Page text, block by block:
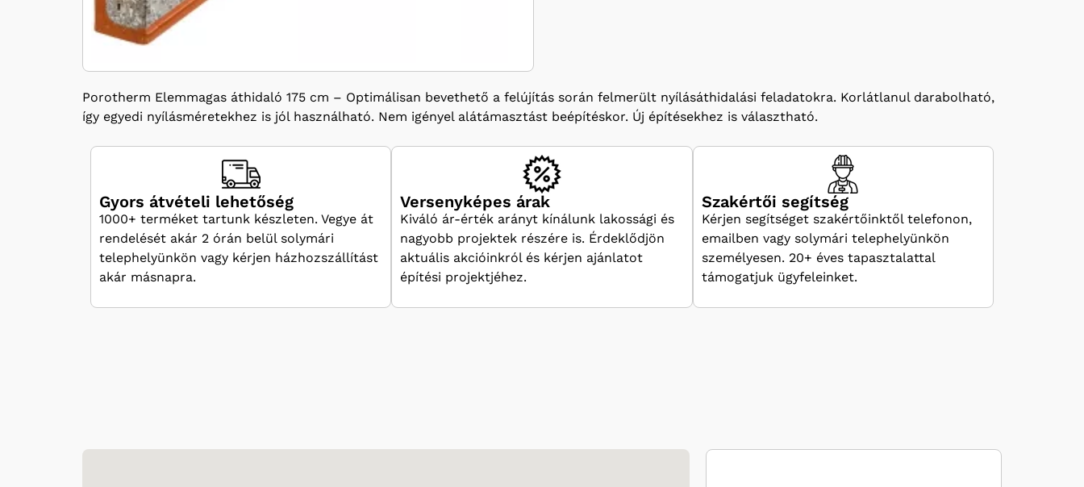
Porotherm Elemmagas áthidaló 175 cm – Optimálisan bevethető a felújítás során felmerült nyílásáthidalási feladatokra. Korlátlanul darabolható,
így egyedi nyílásméretekhez is jól használható. Nem igényel alátámasztást beépítéskor. Új építésekhez is választható.
Gyors átvételi lehetőség
1000+ terméket tartunk készleten. Vegye át
rendelését akár 2 órán belül solymári
telephelyünkön vagy kérjen házhozszállítást
akár másnapra.
Versenyképes árak
Kiváló ár-érték arányt kínálunk lakossági és
nagyobb projektek részére is. Érdeklődjön
aktuális akcióinkról és kérjen ajánlatot
építési projektjéhez.
Szakértői segítség
Kérjen segítséget szakértőinktől telefonon,
emailben vagy solymári telephelyünkön
személyesen. 20+ éves tapasztalattal
támogatjuk ügyfeleinket.